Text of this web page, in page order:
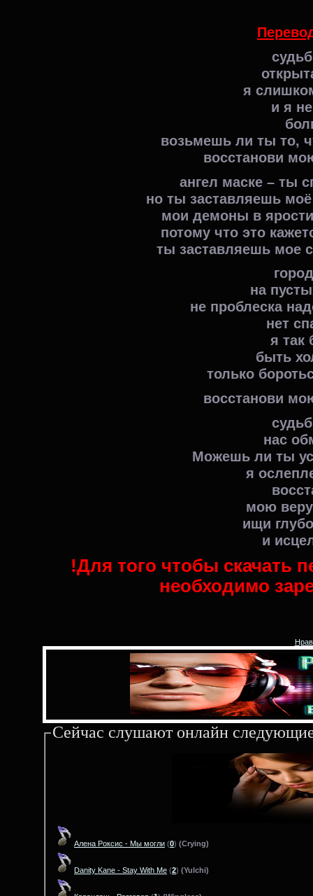
я
и я
возьмешь ли ты то,
восстанови
ангел маске – ты
но ты заставляешь
мои демоны в ярости
потому что это
ты заставляешь мое
на
не проблеска
нет
я так
быть
только
восстанови
нас
Можешь ли ты
я
мою
ищи
и
!Для того чтобы скачать
необходимо
Сейчас слушают онлайн
Алена Роксис - Мы могли (0) (Crying)
Danity Kane - Stay With Me (2) (Yulchi)